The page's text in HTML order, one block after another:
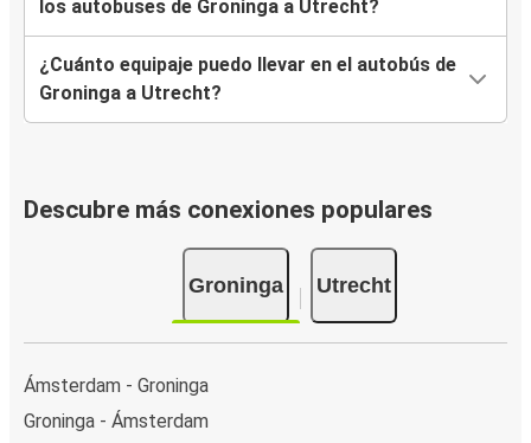
los autobuses de Groninga a Utrecht?
¿Cuánto equipaje puedo llevar en el autobús de
Groninga a Utrecht?
Descubre más conexiones populares
Groninga Utrecht
Ámsterdam - Groninga
Groninga - Ámsterdam